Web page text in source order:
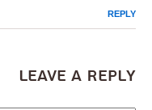
REPLY
Leave a Reply